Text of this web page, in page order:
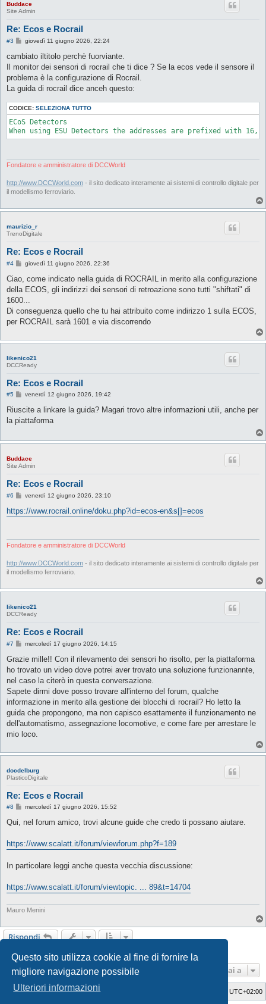
Questo sito utilizza cookie al fine di fornire la
migliore navigazione possibile
Ulteriori informazioni
Buddace
Site Admin
Re: Ecos e Rocrail
#3
M
s
a
g
i
giovedì 11 giugno 2026, 22:24
cambiato iltitolo perchè fuorviante.
Il monitor dei sensori di rocrail che ti dice ? Se la ecos vede il sensore il
problema è la configurazione di Rocrail.
La guida di rocrail dice anceh questo:
CODICE: SELEZIONA TUTTO
ECoS Detectors
When using ESU Detectors the addresses are prefixed with
Fondatore e amministratore di DCCWorld
http://www.DCCWorld.com - il sito dedicato interamente ai sistemi di controllo digitale per
il modellismo ferroviario.
maurizio_r
TrenoDigitale
Re: Ecos e Rocrail
#4
M
s
a
g
i
o
giovedì 11 giugno 2026, 22:36
Ciao, come indicato nella guida di ROCRAIL in merito alla configurazione
della ECOS, gli indirizzi dei sensori di retroazione sono tutti "shiftati" di
1600...
Di conseguenza quello che tu hai attribuito come indirizzo 1 sulla ECOS,
per ROCRAIL sarà 1601 e via discorrendo
likenico21
DCCReady
Re: Ecos e Rocrail
#5
M
s
a
i
venerdì 12 giugno 2026, 19:42
Riuscite a linkare la guida? Magari trovo altre informazioni utili, anche per
la piattaforma
Buddace
Site Admin
Re: Ecos e Rocrail
#6
M
s
s
i
venerdì 12 giugno 2026, 23:10
https://www.rocrail.online/doku.php?id=ecos-en&s[]=ecos
Fondatore e amministratore di DCCWorld
http://www.DCCWorld.com - il sito dedicato interamente ai sistemi di controllo digitale per
il modellismo ferroviario.
likenico21
DCCReady
Re: Ecos e Rocrail
#7
M
s
a
g
i
o
mercoledì 17 giugno 2026, 14:15
Grazie mille!! Con il rilevamento dei sensori ho risolto, per la piattaforma
ho trovato un video dove potrei aver trovato una soluzione funzionannte,
nel caso la citerò in questa conversazione.
Sapete dirmi dove posso trovare all'interno del forum, qualche
informazione in merito alla gestione dei blocchi di rocrail? Ho letto la
guida che propongono, ma non capisco esattamente il funzionamento ne
dell'automatismo, assegnazione locomotive, e come fare per arrestare le
mio loco.
docdelburg
PlasticoDigitale
Re: Ecos e Rocrail
#8
M
s
g
g
o
mercoledì 17 giugno 2026, 15:52
Qui, nel forum amico, trovi alcune guide che credo ti possano aiutare.
https://www.scalatt.it/forum/viewforum.php?f=189
In particolare leggi anche questa vecchia discussione:
https://www.scalatt.it/forum/viewtopic. ... 89&t=14704
Mauro Menini
Rispondi
Vai a
Indice UTC+02:00